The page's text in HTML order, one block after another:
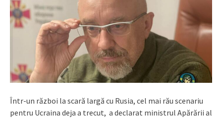
Într-un război la scară largă cu Rusia, cel mai rău scenariu
pentru Ucraina deja a trecut, a declarat ministrul Apărării al